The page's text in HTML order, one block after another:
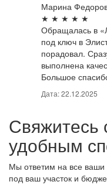
Марина
★ ★ ★ ★ ★
Обращалась в
под ключ в
порадовал.
выполнена
Большое
Дата: 22.12.2025
удобным
Мы ответим на все
под ваш участок и